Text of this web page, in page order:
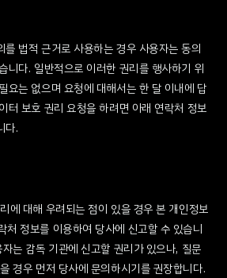
를 법적 근거로 사용하는 경우 사용자는 동의
니다. 일반적으로 이러한 권리를 행사하기 위
요는 없으며 요청에 대해서는 한 달 이내에 답
터 보호 권리 요청을 하려면 아래 연락처 정보
다.
에 대해 우려되는 점이 있을 경우 본 개인정보
처 정보를 이용하여 당사에 신고할 수 있습니
는 감독 기관에 신고할 권리가 있으나, 질문
경우 먼저 당사에 문의하시기를 권장합니다.